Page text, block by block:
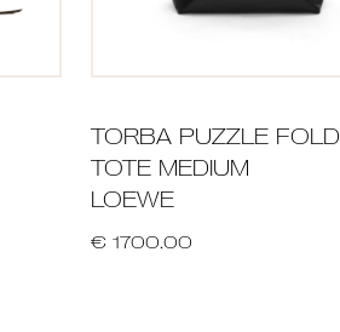
TORBA PUZZLE FOLD
TOTE MEDIUM
LOEWE
€ 1700.00